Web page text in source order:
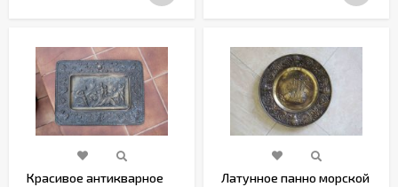
Красивое антикварное
Латунное панно морской